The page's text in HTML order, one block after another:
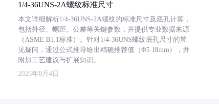
1/4-36UNS-2A螺纹标准尺寸
本文详细解析1/4-36UNS-2A螺纹的标准尺寸及底孔计算，
包括外径、螺距、公差等关键参数，并提供专业数据来源
（ASME B1.1标准）。针对1/4-36UNS螺纹底孔尺寸的常
见疑问，通过公式推导给出精确推荐值（Φ5.18mm），并
附加工艺建议与扩展知识。
2026年8月4日